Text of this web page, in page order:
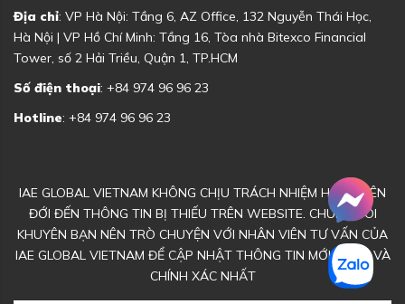
Địa chỉ: VP Hà Nội: Tầng 6, AZ Office, 132 Nguyễn Thái Học,
Hà Nội | VP Hồ Chí Minh: Tầng 16, Tòa nhà Bitexco Financial
Tower, số 2 Hải Triều, Quận 1, TP.HCM
Số điện thoại: +84 974 96 96 23
Hotline: +84 974 96 96 23
IAE GLOBAL VIETNAM KHÔNG CHỊU TRÁCH NHIỆM HOẶC LIÊN
ĐỚI ĐẾN THÔNG TIN BỊ THIẾU TRÊN WEBSITE. CHÚNG TÔI
KHUYÊN BẠN NÊN TRÒ CHUYỆN VỚI NHÂN VIÊN TƯ VẤN CỦA
IAE GLOBAL VIETNAM ĐỂ CẬP NHẬT THÔNG TIN MỚI NHẤT VÀ
CHÍNH XÁC NHẤT